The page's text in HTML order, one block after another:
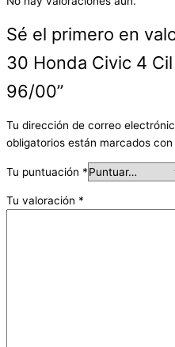
Sé el primero en
30 Honda Civic 4
96/00”
Tu dirección de correo
obligatorios están marcados con
Tu puntuación *
Tu valoración *